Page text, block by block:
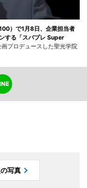
）で1月8日、企業担当者
する「スパプレ Super
プロデュースした聖光学院
写真